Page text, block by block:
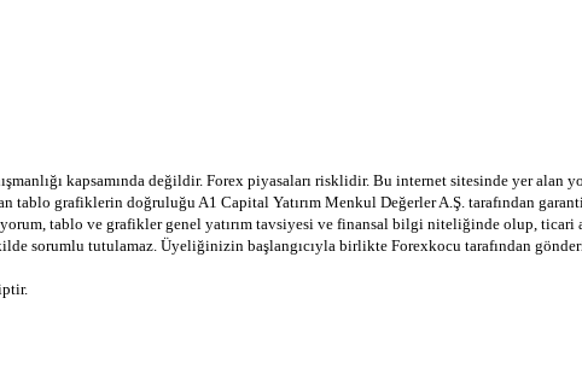
kapsamında değildir. Forex piyasaları risklidir. Bu internet sitesinde yer
tablo grafiklerin doğruluğu A1 Capital Yatırım Menkul Değerler A.Ş. tarafından
tablo ve grafikler genel yatırım tavsiyesi ve finansal bilgi niteliğinde olup,
sorumlu tutulamaz. Üyeliğinizin başlangıcıyla birlikte Forexkocu tarafından